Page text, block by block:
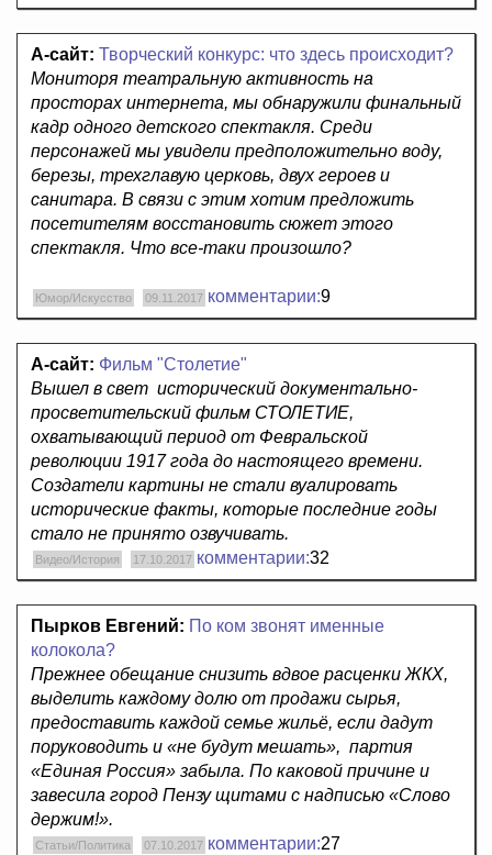
А-сайт: Творческий конкурс: что здесь происходит?
Мониторя театральную активность на
просторах интернета, мы обнаружили финальный
кадр одного детского спектакля. Среди
персонажей мы увидели предположительно воду,
березы, трехглавую церковь, двух героев и
санитара. В связи с этим хотим предложить
посетителям восстановить сюжет этого
спектакля. Что все-таки произошло?
Юмор/Искусство 09.11.2017 комментарии:9
А-сайт: Фильм "Столетие"
Вышел в свет исторический документально-
просветительский фильм СТОЛЕТИЕ,
охватывающий период от Февральской
революции 1917 года до настоящего времени.
Создатели картины не стали вуалировать
исторические факты, которые последние годы
стало не принято озвучивать.
Видео/История 17.10.2017 комментарии:32
Пырков Евгений: По ком звонят именные
колокола?
Прежнее обещание снизить вдвое расценки ЖКХ,
выделить каждому долю от продажи сырья,
предоставить каждой семье жильё, если дадут
поруководить и «не будут мешать», партия
«Единая Россия» забыла. По каковой причине и
завесила город Пензу щитами с надписью «Слово
держим!».
Статьи/Политика 07.10.2017 комментарии:27